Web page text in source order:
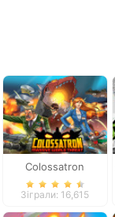
Colossatron
Зіграли: 16,615